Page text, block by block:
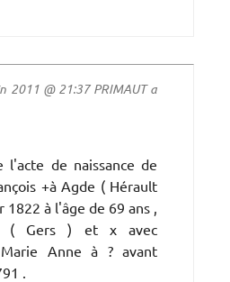
2011 @ 21:37 PRIMAUT a
l'acte de naissance de
+à Agde ( Hérault
à l'âge de 69 ans ,
( Gers ) et x avec
Marie Anne à ? avant
.